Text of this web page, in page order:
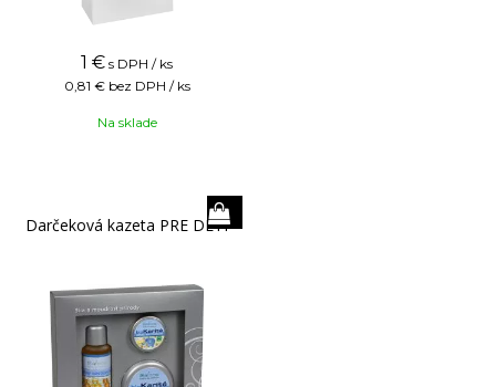
1 € s DPH / ks
0,81 € bez DPH / ks
Na sklade
Darčeková kazeta PRE DETI